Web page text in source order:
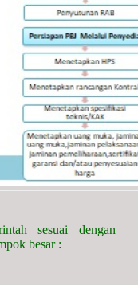
sesuai dengan
besar :